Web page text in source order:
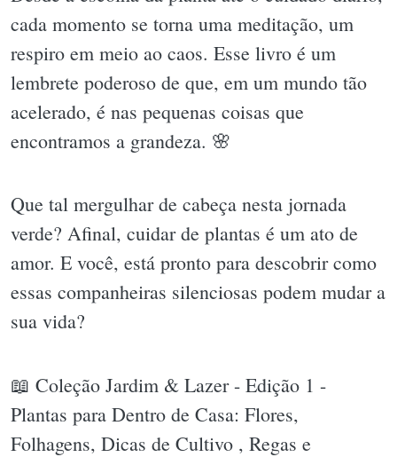
cada momento se torna uma meditação, um
respiro em meio ao caos. Esse livro é um
lembrete poderoso de que, em um mundo tão
acelerado, é nas pequenas coisas que
encontramos a grandeza. 🌸
Que tal mergulhar de cabeça nesta jornada
verde? Afinal, cuidar de plantas é um ato de
amor. E você, está pronto para descobrir como
essas companheiras silenciosas podem mudar a
sua vida?
📖 Coleção Jardim & Lazer - Edição 1 -
Plantas para Dentro de Casa: Flores,
Folhagens, Dicas de Cultivo , Regas e